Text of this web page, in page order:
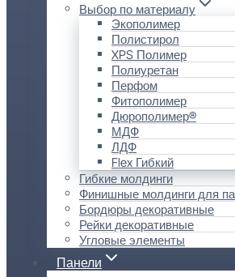
Выбор по материалу
Экополимер
Полистирол
XPS Полимер
Полиуретан
Перфом
Фитополимер
Дюрополимер®
МДФ
ЛДФ
Flex Гибкий
Гибкие молдинги
Финишные молдинги для
Бордюры декоративные
Рейки декоративные
Угловые элементы
Панели